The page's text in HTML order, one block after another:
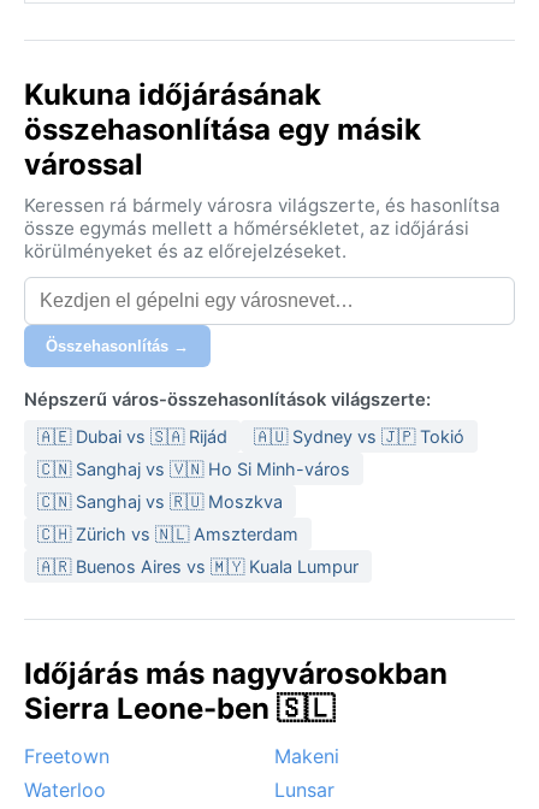
Kukuna időjárásának
összehasonlítása egy másik
várossal
Keressen rá bármely városra világszerte, és hasonlítsa
össze egymás mellett a hőmérsékletet, az időjárási
körülményeket és az előrejelzéseket.
Összehasonlítás →
Népszerű város-összehasonlítások világszerte:
🇦🇪 Dubai vs 🇸🇦 Rijád
🇦🇺 Sydney vs 🇯🇵 Tokió
🇨🇳 Sanghaj vs 🇻🇳 Ho Si Minh-város
🇨🇳 Sanghaj vs 🇷🇺 Moszkva
🇨🇭 Zürich vs 🇳🇱 Amszterdam
🇦🇷 Buenos Aires vs 🇲🇾 Kuala Lumpur
Időjárás más nagyvárosokban
Sierra Leone-ben 🇸🇱
Freetown
Makeni
Waterloo
Lunsar